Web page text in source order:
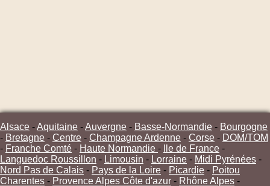
Alsace -Aquitaine -Auvergne - Basse-Normandie - Bourgogne
- Bretagne - Centre - Champagne Ardenne - Corse - DOM/TOM
- Franche Comté - Haute Normandie - Ile de France -
Languedoc Roussillon - Limousin - Lorraine - Midi Pyrénées -
Nord Pas de Calais - Pays de la Loire - Picardie - Poitou
Charentes - Provence Alpes Côte d'azur - Rhône Alpes -